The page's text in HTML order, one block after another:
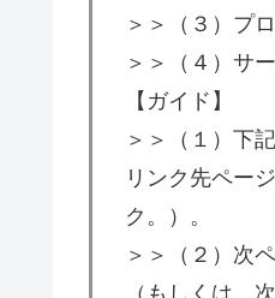
＞＞（３）プ
＞＞（４）サ
【ガイド】
＞＞（１）下
リンク先ペー
ク。）。
＞＞（２）次